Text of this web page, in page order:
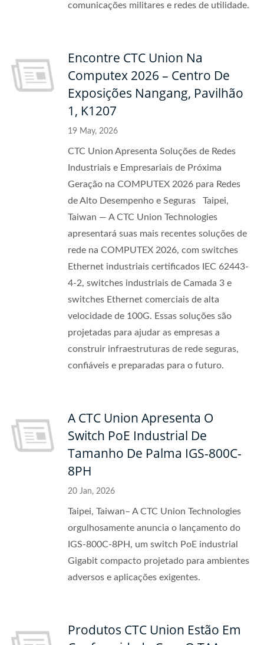
comunicações militares e redes de utilidade.
Encontre CTC Union Na
Computex 2026 – Centro De
Exposições Nangang, Pavilhão
1, K1207
19 May, 2026
CTC Union Apresenta Soluções de Redes
Industriais e Empresariais de Próxima
Geração na COMPUTEX 2026 para Redes
de Alto Desempenho e Seguras Taipei,
Taiwan — A CTC Union Technologies
apresentará suas mais recentes soluções de
rede na COMPUTEX 2026, com switches
Ethernet industriais certificados IEC 62443-
4-2, switches industriais de Camada 3 e
switches Ethernet comerciais de alta
velocidade de 100G. Essas soluções são
projetadas para ajudar as empresas a
construir infraestruturas de rede seguras,
confiáveis e preparadas para o futuro.
A CTC Union Apresenta O
Switch PoE Industrial De
Tamanho De Palma IGS-800C-
8PH
20 Jan, 2026
Taipei, Taiwan– A CTC Union Technologies
orgulhosamente anuncia o lançamento do
IGS-800C-8PH, um switch PoE industrial
Gigabit compacto projetado para ambientes
adversos e aplicações exigentes.
Produtos CTC Union Estão Em